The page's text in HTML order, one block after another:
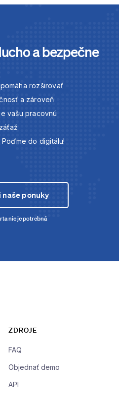
a bezpečne
rozširovať
a zároveň
vašu pracovnú
záťaž
do digitálu!
naše ponuky
nie je potrebná
ZDROJE
FAQ
Objednať demo
API